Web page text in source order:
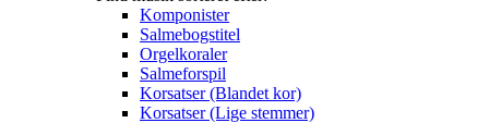
Komponister
Salmebogstitel
Orgelkoraler
Salmeforspil
Korsatser (Blandet kor)
Korsatser (Lige stemmer)